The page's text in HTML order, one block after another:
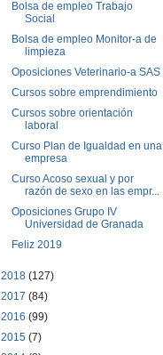
Bolsa de empleo Trabajo
Social
Bolsa de empleo Monitor-a de
limpieza
Oposiciones Veterinario-a SAS
Cursos sobre emprendimiento
Cursos sobre orientación
laboral
Curso Plan de Igualdad en una
empresa
Curso Acoso sexual y por
razón de sexo en las empr...
Oposiciones Grupo IV
Universidad de Granada
Feliz 2019
2018 (127)
2017 (84)
2016 (99)
2015 (7)